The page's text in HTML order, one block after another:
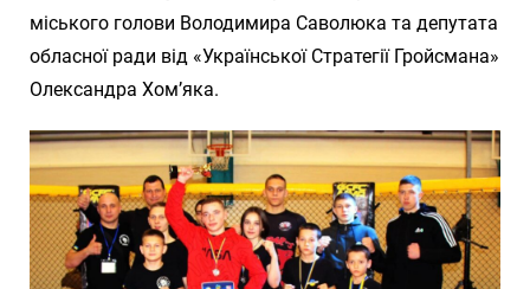
міського голови Володимира Саволюка та депутата
обласної ради від «Української Стратегії Гройсмана»
Олександра Хом’яка.